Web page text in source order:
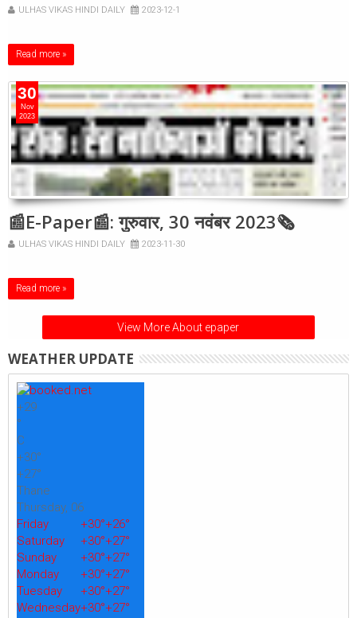
ULHAS VIKAS HINDI DAILY 2023-12-1
Read more »
30
Nov
2023
📰E-Paper📰: गुरुवार, 30 नवंबर 2023🗞
ULHAS VIKAS HINDI DAILY 2023-11-30
Read more »
View More About epaper
WEATHER UPDATE
+29
°
C
+30°
+27°
Thane
Thursday, 06
Friday
+30°+26°
Saturday
+30°+27°
Sunday
+30°+27°
Monday
+30°+27°
Tuesday
+30°+27°
Wednesday+30°+27°